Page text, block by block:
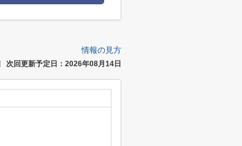
情報の見方
次回更新予定日：2026年08月14日